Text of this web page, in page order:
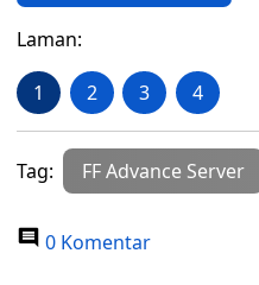
Laman:
1 2 3 4
Tag: FF Advance Server
0 Komentar